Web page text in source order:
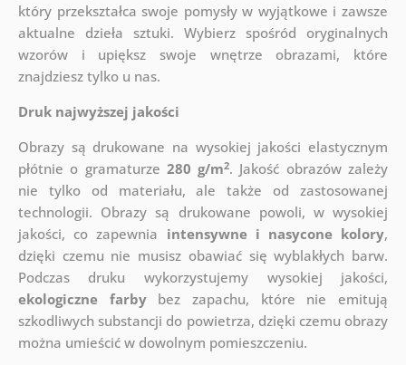
który przekształca swoje pomysły w wyjątkowe i zawsze
aktualne dzieła sztuki. Wybierz spośród oryginalnych
wzorów i upiększ swoje wnętrze obrazami, które
znajdziesz tylko u nas.
Druk najwyższej jakości
Obrazy są drukowane na wysokiej jakości elastycznym
płótnie o gramaturze 280 g/m2. Jakość obrazów zależy
nie tylko od materiału, ale także od zastosowanej
technologii. Obrazy są drukowane powoli, w wysokiej
jakości, co zapewnia intensywne i nasycone kolory,
dzięki czemu nie musisz obawiać się wyblakłych barw.
Podczas druku wykorzystujemy wysokiej jakości,
ekologiczne farbybez zapachu, które nie emitują
szkodliwych substancji do powietrza, dzięki czemu obrazy
można umieścić w dowolnym pomieszczeniu.